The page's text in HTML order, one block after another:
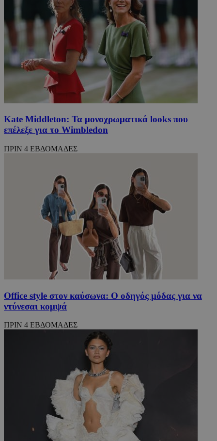
Kate Middleton: Τα μονοχρωματικά looks που
επέλεξε για το Wimbledon
ΠΡΙΝ 4 ΕΒΔΟΜΑΔΕΣ
Office style στον καύσωνα: Ο οδηγός μόδας για να
ντύνεσαι κομψά
ΠΡΙΝ 4 ΕΒΔΟΜΑΔΕΣ